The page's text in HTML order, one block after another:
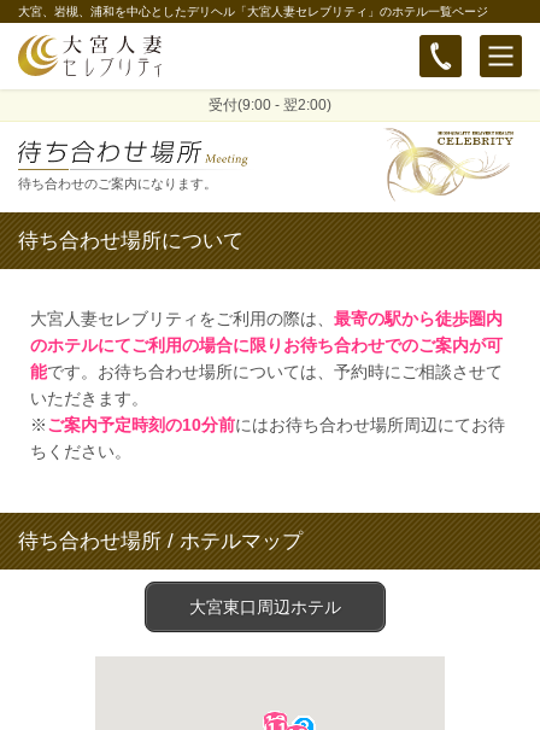
大宮、岩槻、浦和を中心としたデリヘル「大宮人妻セレブリティ」のホテル一覧ページ
受付(9:00 - 翌2:00)
待ち合わせのご案内になります。
待ち合わせ場所について
大宮人妻セレブリティをご利用の際は、 最寄の駅から徒歩圏内
のホテルにてご利用の場合に限りお待ち合わせでのご案内が可
能です。お待ち合わせ場所については、予約時にご相談させて
いただきます。
※ご案内予定時刻の10分前にはお待ち合わせ場所周辺にてお待
ちください。
待ち合わせ場所 / ホテルマップ
大宮東口周辺ホテル